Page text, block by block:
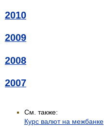
2010
2009
2008
2007
См. также:
Курс валют на межбанке